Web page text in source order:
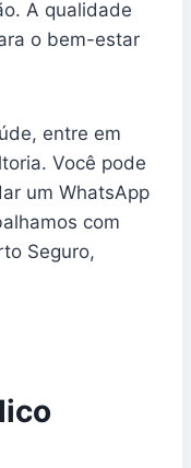
A qualidade
o bem-estar
entre em
Você pode
um WhatsApp
com
Seguro,